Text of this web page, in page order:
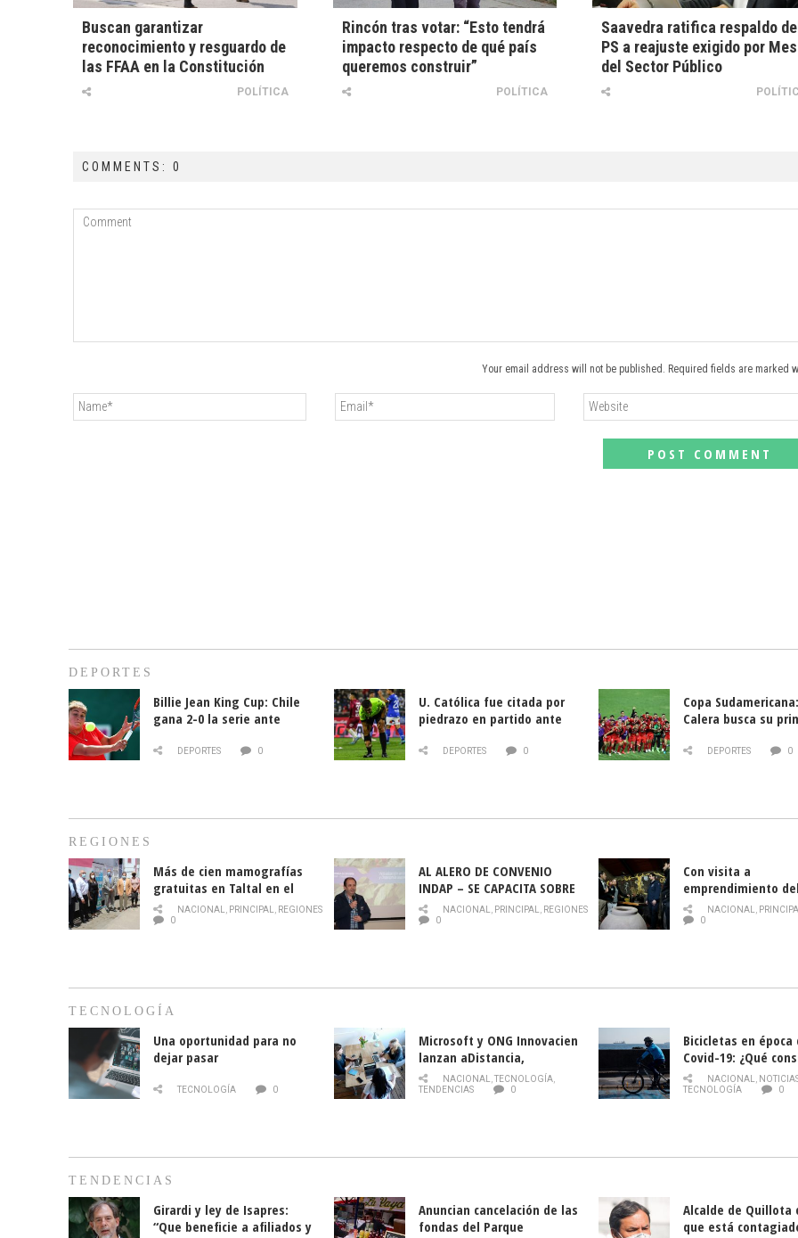
Buscan garantizar
reconocimiento y resguardo de
las FFAA en la Constitución
POLÍTICA
Rincón tras votar: “Esto tendrá
impacto respecto de qué país
queremos construir”
POLÍTICA
Saavedra ratifica respaldo del
PS a reajuste exigido por
del Sector Público
COMMENTS: 0
Your email address will not be published. Required fields are marked
DEPORTES
Billie Jean King Cup: Chile
gana 2-0 la serie ante
DEPORTES 0
U. Católica fue citada por
piedrazo en partido ante
DEPORTES 0
Copa
Calera busca su
DEPORTES 0
REGIONES
Más de cien mamografías
gratuitas en Taltal en el
mes de la prevención del
cáncer de mama
NACIONAL, PRINCIPAL, REGIONES
0
AL ALERO DE CONVENIO
INDAP – SE CAPACITA SOBRE
PLAGA DROSOPHILA SUZUKII
NACIONAL, PRINCIPAL, REGIONES
0
Con visita a
emprendimiento
y llamado al
historia campesina
NACIONAL,
0
TECNOLOGÍA
Una oportunidad para no
dejar pasar
TECNOLOGÍA 0
Microsoft y ONG Innovacien
lanzan aDistancia,
plataforma con cursos
gratuitos online sobre
NACIONAL,TECNOLOGÍA,
TENDENCIAS
0
Bicicletas en época
Covid-19: ¿Qué
momento de
NACIONAL,
TECNOLOGÍA
0
TENDENCIAS
Girardi y ley de Isapres:
“Que beneficie a afiliados y
Anuncian cancelación de las
fondas del Parque
Alcalde de Quillota
que está